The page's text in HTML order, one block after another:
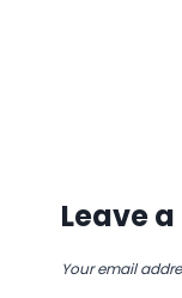
Leave
Your email